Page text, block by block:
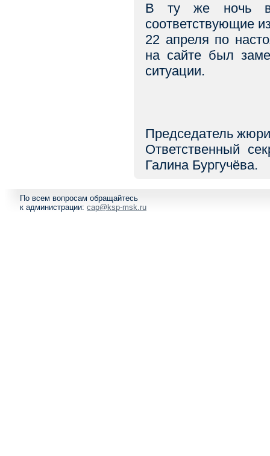
В ту же ночь в
соответствующие
22 апреля по
на сайте был
ситуации.
Председатель
Ответственный
Галина Бургучёва.
По всем вопросам обращайтесь
к администрации: cap@ksp-msk.ru